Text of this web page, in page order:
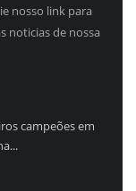
nosso link para
noticias de nossa
campeões em